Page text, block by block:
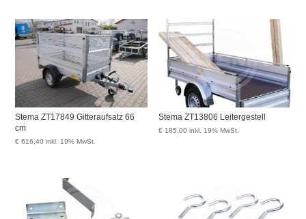
Stema ZT17849 Gitteraufsatz 66
cm
€ 616,40 inkl. 19% MwSt.
Stema ZT13806 Leitergestell
€ 185,00 inkl. 19% MwSt.